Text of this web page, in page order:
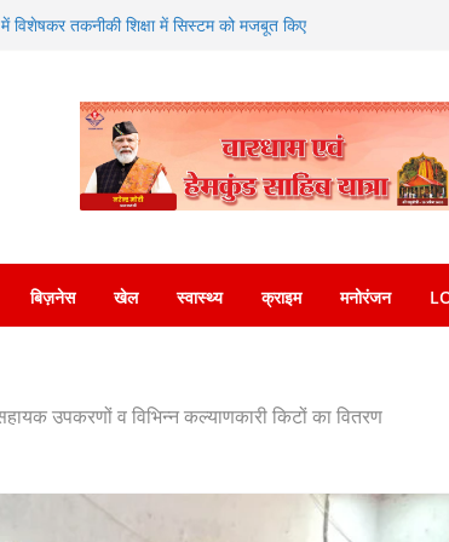
दिया जोर
देहरादून को सौंपा नशा मुक्ति अभियान संबंधी
पर वायरल वीडियो का संज्ञान लेकर त्वरित
ने किया गिरफ्तार
व्यक्त करते हुए कृषि मंत्री गणेश जोशी ने
बिज़नेस खेल स्वास्थ्य क्राइम मनोरंजन
उपकरणों व विभिन्न कल्याणकारी किटों का वितरण